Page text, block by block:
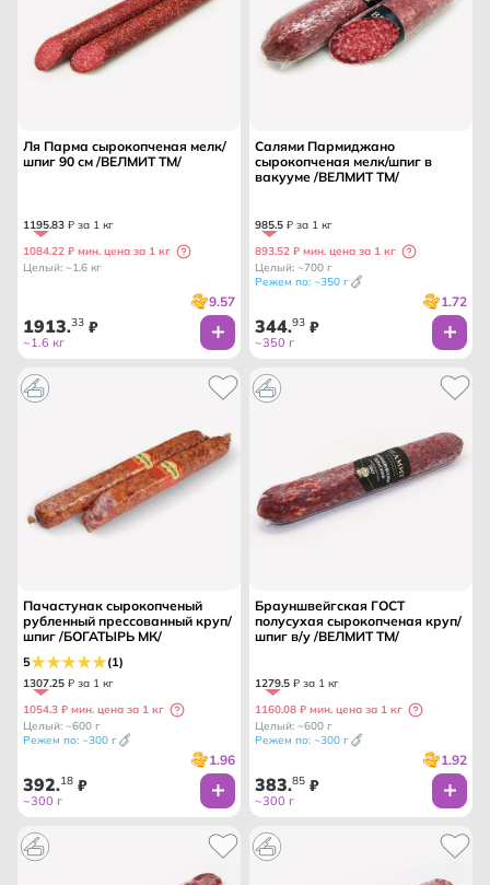
Ля Парма сырокопченая мелк/
шпиг 90 см /ВЕЛМИТ ТМ/
1195.83 ₽ за 1 кг
1084.22 ₽ мин. цена за 1 кг
Целый: ~1.6 кг
9.57
1913.33 ₽
~1.6 кг
Салями Пармиджано
сырокопченая мелк/шпиг в
вакууме /ВЕЛМИТ ТМ/
985.5 ₽ за 1 кг
893.52 ₽ мин. цена за 1 кг
Целый: ~700 г
Режем по: ~350 г
1.72
344.93 ₽
~350 г
Пачастунак сырокопченый
рубленный прессованный круп/
шпиг /БОГАТЫРЬ МК/
5 (1)
1307.25 ₽ за 1 кг
1054.3 ₽ мин. цена за 1 кг
Целый: ~600 г
Режем по: ~300 г
1.96
392.18 ₽
~300 г
Брауншвейгская ГОСТ
полусухая сырокопченая круп/
шпиг в/у /ВЕЛМИТ ТМ/
1279.5 ₽ за 1 кг
1160.08 ₽ мин. цена за 1 кг
Целый: ~600 г
Режем по: ~300 г
1.92
383.85 ₽
~300 г